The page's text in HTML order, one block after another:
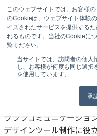
このウェブサイトでは、お客様
のCookieは、ウェブサイト体験
イズされたサービスを提供する
れるものです。当社のCookieに
覧ください。
当サイトでは、訪問者の個人
し、お客様が何度も同じ選
を使用しています。
承
ウララツールナビ>ウラ
別> パンフレット・カタロ
ンセプトに合ったキーカ
ウララコミュニケーショ
デザインツール制作に役